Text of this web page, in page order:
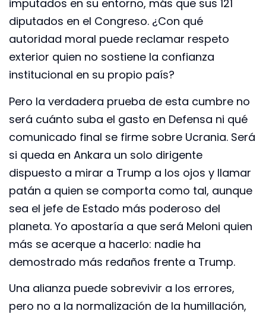
imputados en su entorno, más que sus 121
diputados en el Congreso. ¿Con qué
autoridad moral puede reclamar respeto
exterior quien no sostiene la confianza
institucional en su propio país?
Pero la verdadera prueba de esta cumbre no
será cuánto suba el gasto en Defensa ni qué
comunicado final se firme sobre Ucrania. Será
si queda en Ankara un solo dirigente
dispuesto a mirar a Trump a los ojos y llamar
patán a quien se comporta como tal, aunque
sea el jefe de Estado más poderoso del
planeta. Yo apostaría a que será Meloni quien
más se acerque a hacerlo: nadie ha
demostrado más redaños frente a Trump.
Una alianza puede sobrevivir a los errores,
pero no a la normalización de la humillación,